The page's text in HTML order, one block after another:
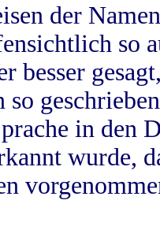
der
so
besser
so
in
wurde,